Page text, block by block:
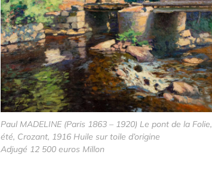
Paul MADELINE (Paris 1863 – 1920) Le pont de la Folie,
été, Crozant, 1916 Huile sur toile d’origine
Adjugé 12 500 euros Millon